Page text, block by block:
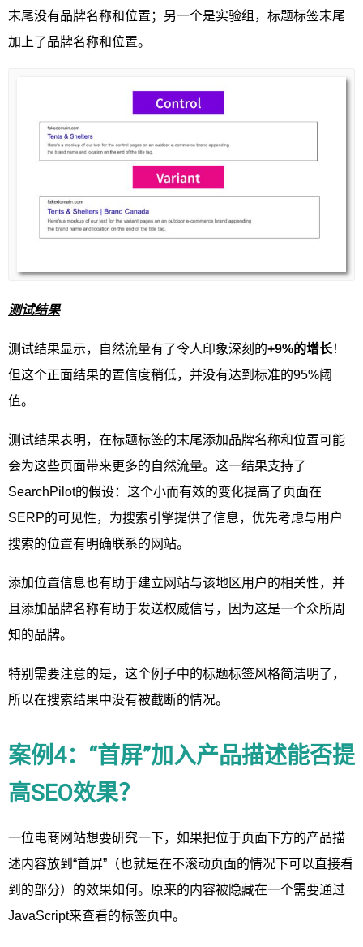
末尾没有品牌名称和位置；另一个是实验组，标题标签末尾
加上了品牌名称和位置。
测试结果
测试结果显示，自然流量有了令人印象深刻的+9%的增长！
但这个正面结果的置信度稍低，并没有达到标准的95%阈
值。
测试结果表明，在标题标签的末尾添加品牌名称和位置可能
会为这些页面带来更多的自然流量。这一结果支持了
SearchPilot的假设：这个小而有效的变化提高了页面在
SERP的可见性，为搜索引擎提供了信息，优先考虑与用户
搜索的位置有明确联系的网站。
添加位置信息也有助于建立网站与该地区用户的相关性，并
且添加品牌名称有助于发送权威信号，因为这是一个众所周
知的品牌。
特别需要注意的是，这个例子中的标题标签风格简洁明了，
所以在搜索结果中没有被截断的情况。
案例4：“首屏”加入产品描述能否提
高SEO效果？
一位电商网站想要研究一下，如果把位于页面下方的产品描
述内容放到“首屏”（也就是在不滚动页面的情况下可以直接看
到的部分）的效果如何。原来的内容被隐藏在一个需要通过
JavaScript来查看的标签页中。